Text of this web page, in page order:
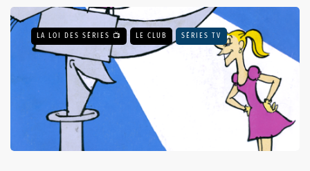
LA LOI DES SÉRIES 📺 LE CLUB SÉRIES TV